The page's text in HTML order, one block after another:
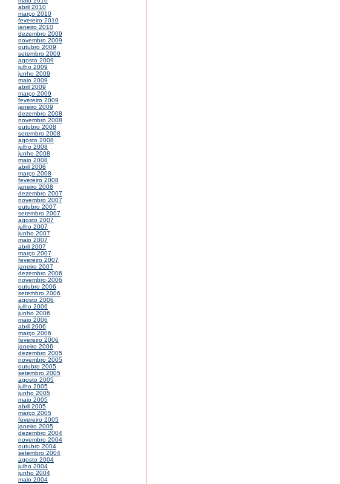
abril 2010
março 2010
fevereiro 2010
janeiro 2010
dezembro 2009
novembro 2009
outubro 2009
setembro 2009
agosto 2009
julho 2009
junho 2009
maio 2009
abril 2009
março 2009
fevereiro 2009
janeiro 2009
dezembro 2008
novembro 2008
outubro 2008
setembro 2008
agosto 2008
julho 2008
junho 2008
maio 2008
abril 2008
março 2008
fevereiro 2008
janeiro 2008
dezembro 2007
novembro 2007
outubro 2007
setembro 2007
agosto 2007
julho 2007
junho 2007
maio 2007
abril 2007
março 2007
fevereiro 2007
janeiro 2007
dezembro 2006
novembro 2006
outubro 2006
setembro 2006
agosto 2006
julho 2006
junho 2006
maio 2006
abril 2006
março 2006
fevereiro 2006
janeiro 2006
dezembro 2005
novembro 2005
outubro 2005
setembro 2005
agosto 2005
julho 2005
junho 2005
maio 2005
abril 2005
março 2005
fevereiro 2005
janeiro 2005
dezembro 2004
novembro 2004
outubro 2004
setembro 2004
agosto 2004
julho 2004
junho 2004
maio 2004